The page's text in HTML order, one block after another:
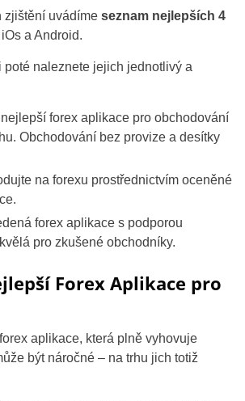
zjištění uvádíme seznam nejlepších 4
a Android.
poté naleznete jejich jednotlivý a
forex aplikace pro obchodování
Obchodování bez provize a desítky
na forexu prostřednictvím oceněné
forex aplikace s podporou
pro zkušené obchodníky.
Forex Aplikace pro
aplikace, která plně vyhovuje
být náročné – na trhu jich totiž